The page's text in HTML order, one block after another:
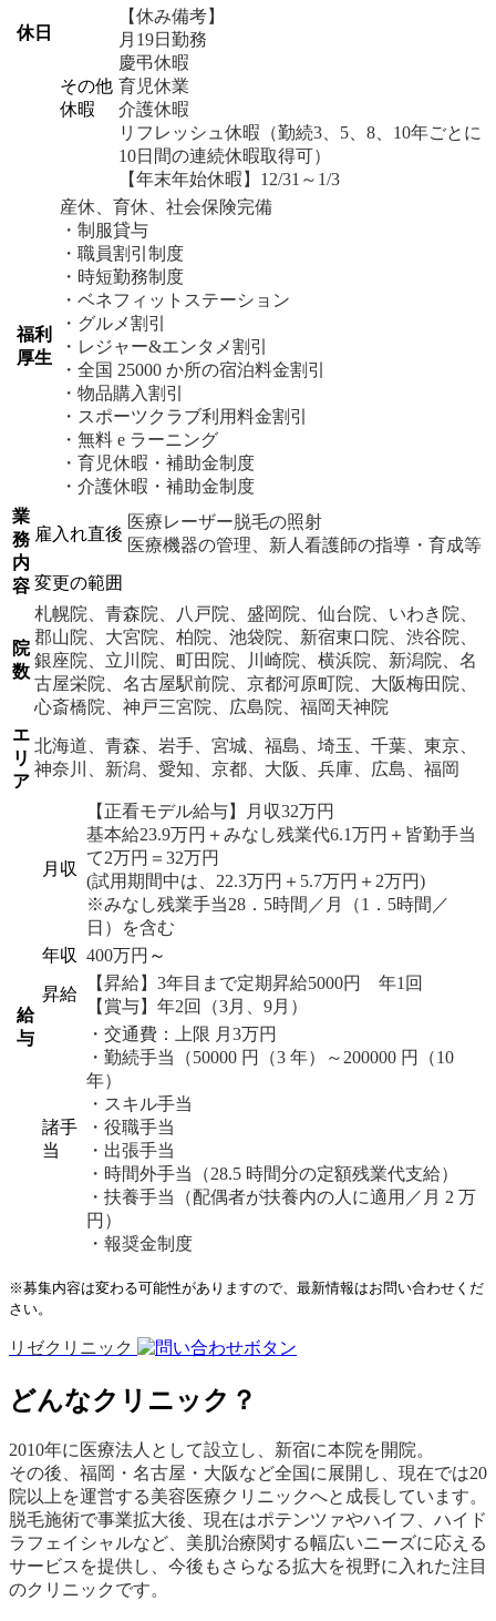
休日
その他
休暇
【休み備考】
月19日勤務
慶弔休暇
育児休業
介護休暇
リフレッシュ休暇（勤続3、5、8、10年ごとに
10日間の連続休暇取得可）
【年末年始休暇】12/31～1/3
福利
厚生
産休、育休、社会保険完備
・制服貸与
・職員割引制度
・時短勤務制度
・ベネフィットステーション
・グルメ割引
・レジャー&エンタメ割引
・全国 25000 か所の宿泊料金割引
・物品購入割引
・スポーツクラブ利用料金割引
・無料 e ラーニング
・育児休暇・補助金制度
・介護休暇・補助金制度
業
務
内
容
雇入れ直後
医療レーザー脱毛の照射
医療機器の管理、新人看護師の指導・育成等
変更の範囲
院
数
札幌院、青森院、八戸院、盛岡院、仙台院、いわき院、
郡山院、大宮院、柏院、池袋院、新宿東口院、渋谷院、
銀座院、立川院、町田院、川崎院、横浜院、新潟院、名
古屋栄院、名古屋駅前院、京都河原町院、大阪梅田院、
心斎橋院、神戸三宮院、広島院、福岡天神院
エ
リ
ア
北海道、青森、岩手、宮城、福島、埼玉、千葉、東京、
神奈川、新潟、愛知、京都、大阪、兵庫、広島、福岡
給
与
月収
【正看モデル給与】月収32万円
基本給23.9万円＋みなし残業代6.1万円＋皆勤手当
て2万円＝32万円
(試用期間中は、22.3万円＋5.7万円＋2万円)
※みなし残業手当28．5時間／月（1．5時間／
日）を含む
年収 400万円 ～
昇給
【昇給】3年目まで定期昇給5000円 年1回
【賞与】年2回（3月、9月）
諸手
当
・交通費：上限 月3万円
・勤続手当（50000 円（3 年）～200000 円（10
年）
・スキル手当
・役職手当
・出張手当
・時間外手当（28.5 時間分の定額残業代支給）
・扶養手当（配偶者が扶養内の人に適用／月 2 万
円）
・報奨金制度
※募集内容は変わる可能性がありますので、最新情報はお問い合わせくだ
さい。
リゼクリニック
どんなクリニック？
2010年に医療法人として設立し、新宿に本院を開院。
その後、福岡・名古屋・大阪など全国に展開し、現在では20
院以上を運営する美容医療クリニックへと成長しています。
脱毛施術で事業拡大後、現在はポテンツァやハイフ、ハイド
ラフェイシャルなど、美肌治療関する幅広いニーズに応える
サービスを提供し、今後もさらなる拡大を視野に入れた注目
のクリニックです。